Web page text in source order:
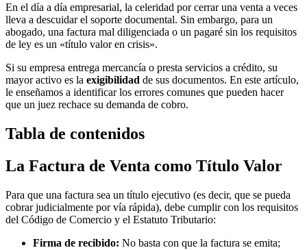
En el día a día empresarial, la celeridad por cerrar una venta a veces
lleva a descuidar el soporte documental. Sin embargo, para un
abogado, una factura mal diligenciada o un pagaré sin los requisitos
de ley es un «título valor en crisis».
Si su empresa entrega mercancía o presta servicios a crédito, su
mayor activo es la exigibilidad de sus documentos. En este artículo,
le enseñamos a identificar los errores comunes que pueden hacer
que un juez rechace su demanda de cobro.
Tabla de contenidos
La Factura de Venta como Título Valor
Para que una factura sea un título ejecutivo (es decir, que se pueda
cobrar judicialmente por vía rápida), debe cumplir con los requisitos
del Código de Comercio y el Estatuto Tributario:
Firma de recibido: No basta con que la factura se emita;